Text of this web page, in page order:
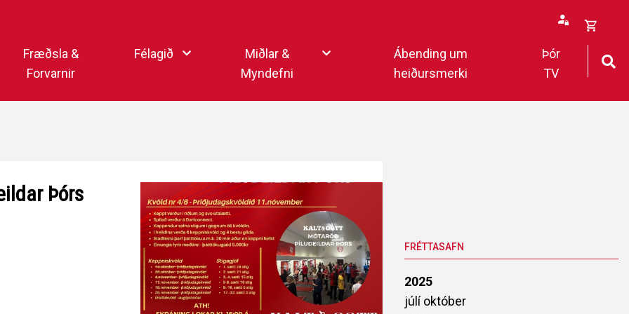
Fræðsla &
Forvarnir
Félagið
Þórsmerkið (logo)
Sagan og heiðursmerki
Íþróttafólk Þórs
Fyrirmyndarfélag ÍSÍ
Miðlar &
Myndefni
Myndaalbúm
Vertíðarlok Knattspyrnudeildar 2022
Ábending um
heiðursmerki
Þór
TV
Opna
körfu
Þórs
FRÉTTASAFN
2025
júlíoktóber